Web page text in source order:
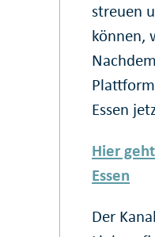
streuen
können,
Essen
Hier
Essen
Der